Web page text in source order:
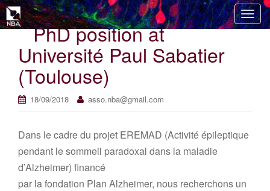
T
o
i
PhD position at
Université Paul Sabatier
(Toulouse)
18/09/2018 asso.nba@gmail.com
Dans le cadre du projet EREMAD (Activité épileptique
pendant le sommeil paradoxal dans la maladie
d’Alzheimer) financé
par la fondation Plan Alzheimer, nous recherchons un